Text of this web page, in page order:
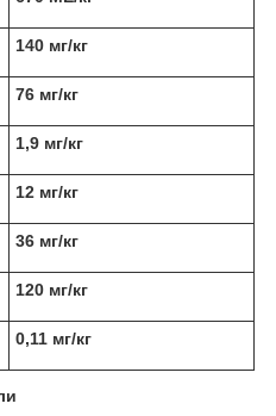
140 мг/кг
76 мг/кг
1,9 мг/кг
12 мг/кг
36 мг/кг
120 мг/кг
0,11 мг/кг